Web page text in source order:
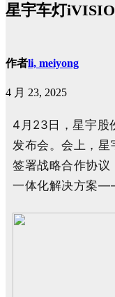
星宇车灯
作者li, meiyong
4 月 23, 2025
4月23日，星宇股
发布会。会上，
签署战略合作协议
一体化解决方案